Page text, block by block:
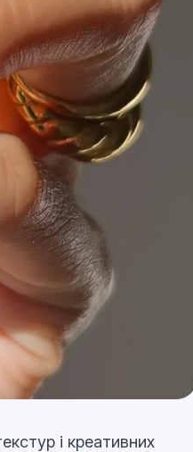
і креативних